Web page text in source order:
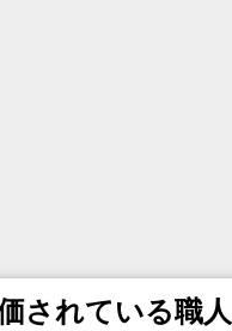
されている職人